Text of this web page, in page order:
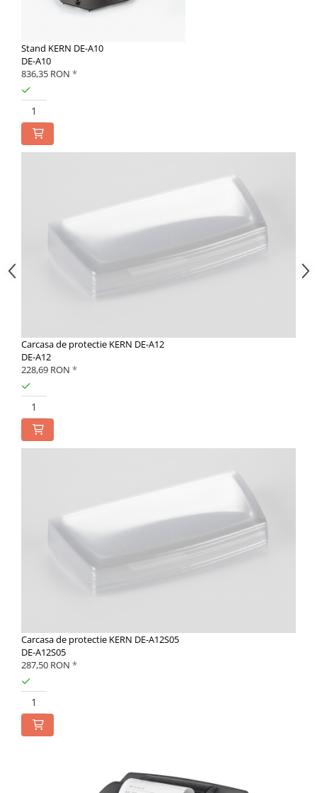
Stand KERN DE-A10
DE-A10
836,35 RON *
Carcasa de protectie KERN DE-A12
DE-A12
228,69 RON *
Carcasa de protectie KERN DE-A12S05
DE-A12S05
287,50 RON *